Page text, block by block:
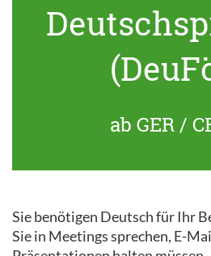
ab GER /
Sie benötigen Deutsch für Ihr
Sie in Meetings sprechen, E-